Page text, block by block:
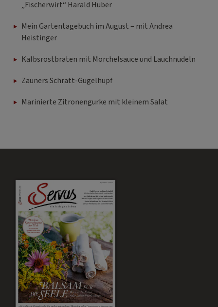
„Fischerwirt“ Harald Huber
Mein Gartentagebuch im August – mit Andrea
Heistinger
Kalbsrostbraten mit Morchelsauce und Lauchnudeln
Zauners Schratt-Gugelhupf
Marinierte Zitronengurke mit kleinem Salat